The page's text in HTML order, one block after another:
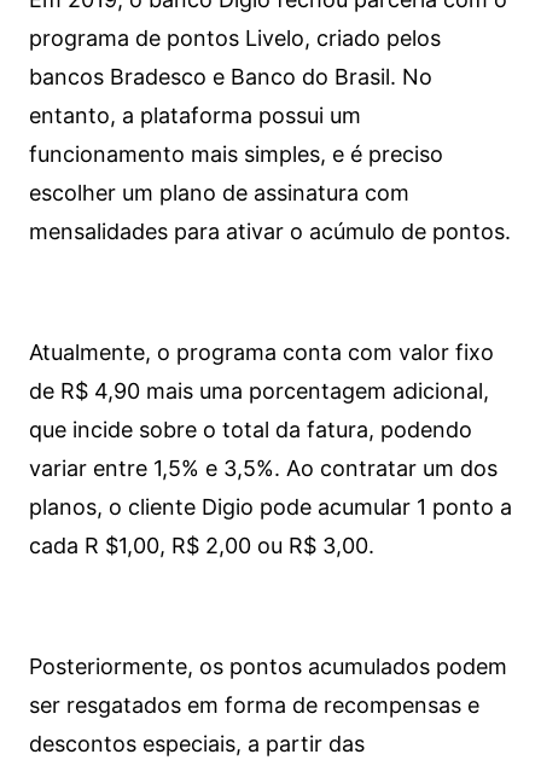
programa de pontos Livelo, criado pelos
bancos Bradesco e Banco do Brasil. No
entanto, a plataforma possui um
funcionamento mais simples, e é preciso
escolher um plano de assinatura com
mensalidades para ativar o acúmulo de pontos.
Atualmente, o programa conta com valor fixo
de R$ 4,90 mais uma porcentagem adicional,
que incide sobre o total da fatura, podendo
variar entre 1,5% e 3,5%. Ao contratar um dos
planos, o cliente Digio pode acumular 1 ponto a
cada R $1,00, R$ 2,00 ou R$ 3,00.
Posteriormente, os pontos acumulados podem
ser resgatados em forma de recompensas e
descontos especiais, a partir das